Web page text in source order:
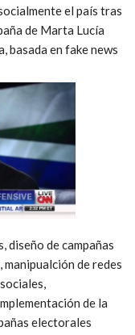
el país tras
de Marta Lucía
basada en fake news
diseño de campañas
de redes
de la
electorales